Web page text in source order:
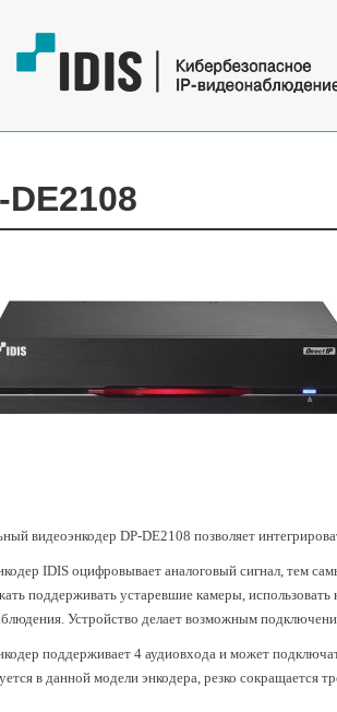
DE2108
видеоэнкодер DP-DE2108 позволяет
IDIS оцифровывает аналоговый сигнал, тем
поддерживать устаревшие камеры,
Устройство делает возможным
поддерживает 4 аудиовхода и может
в данной модели энкодера, резко сокращается